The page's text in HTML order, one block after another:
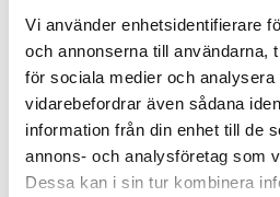
Vi använder enhetsidentifierare
och annonserna till användarna,
för sociala medier och
vidarebefordrar även sådana
information från din enhet till de
annons- och analysföretag som
Dessa kan i sin tur kombinera